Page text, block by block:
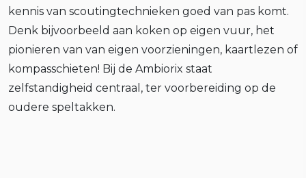
kennis van scoutingtechnieken goed van pas komt.
Denk bijvoorbeeld aan koken op eigen vuur, het
pionieren van van eigen voorzieningen, kaartlezen of
kompasschieten! Bij de Ambiorix staat
zelfstandigheid centraal, ter voorbereiding op de
oudere speltakken.